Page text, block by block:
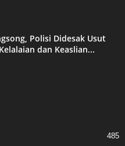
Polisi Didesak Usut
dan Keaslian...
485